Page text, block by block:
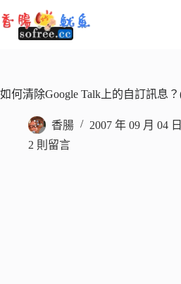
至
容
如何清除Google Talk上的自訂訊息
香腸 2007 年 09 月 04 日
2 則留言